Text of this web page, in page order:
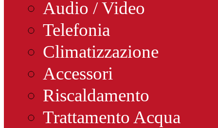
Audio / Video
Telefonia
Climatizzazione
Accessori
Riscaldamento
Trattamento Acqua